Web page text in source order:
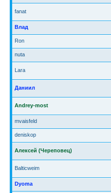
fanat
Влад
Ron
nuta
Lara
Даниил
Andrey-most
mvaisfeld
deniskop
Алексей (Череповец)
Balticweim
Dyoma